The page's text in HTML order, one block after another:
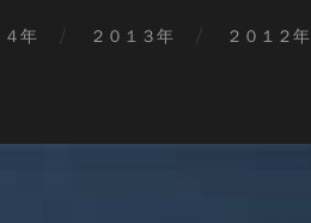
４年 ２０１３年 ２０１２年